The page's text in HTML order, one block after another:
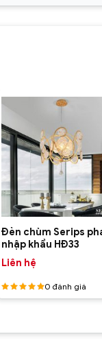
+
Đèn chùm Serips
nhập khẩu HĐ33
Liên hệ
Được
0đánh giá